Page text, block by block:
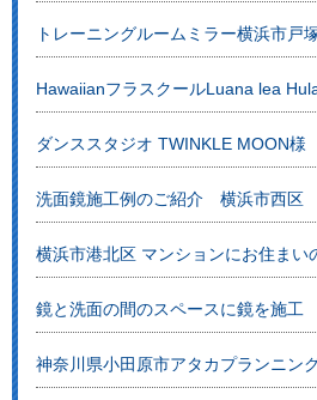
トレーニングルームミラー横浜市戸
HawaiianフラスクールLuana lea
ダンススタジオ TWINKLE MOON様
洗面鏡施工例のご紹介 横浜市西区
横浜市港北区 マンションにお住まい
鏡と洗面の間のスペースに鏡を施工
神奈川県小田原市アタカプランニン